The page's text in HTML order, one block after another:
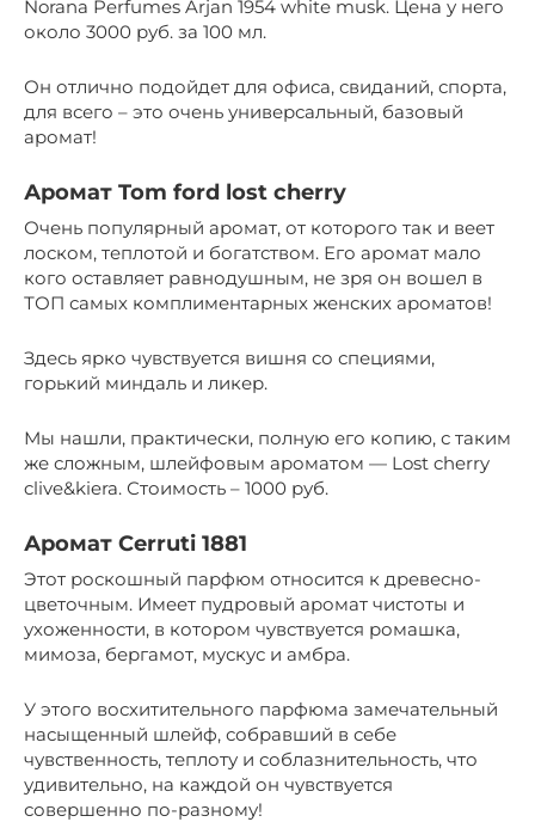
Norana Perfumes Arjan 1954 white musk. Цена у него
около 3000 руб. за 100 мл.
Он отлично подойдет для офиса, свиданий, спорта,
для всего – это очень универсальный, базовый
аромат!
Аромат Tom ford lost cherry
Очень популярный аромат, от которого так и веет
лоском, теплотой и богатством. Его аромат мало
кого оставляет равнодушным, не зря он вошел в
ТОП самых комплиментарных женских ароматов!
Здесь ярко чувствуется вишня со специями,
горький миндаль и ликер.
Мы нашли, практически, полную его копию, с таким
же сложным, шлейфовым ароматом — Lost cherry
clive&kiera. Стоимость – 1000 руб.
Аромат Cerruti 1881
Этот роскошный парфюм относится к древесно-
цветочным. Имеет пудровый аромат чистоты и
ухоженности, в котором чувствуется ромашка,
мимоза, бергамот, мускус и амбра.
У этого восхитительного парфюма замечательный
насыщенный шлейф, собравший в себе
чувственность, теплоту и соблазнительность, что
удивительно, на каждой он чувствуется
совершенно по-разному!